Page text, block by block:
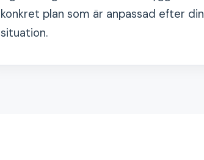
konkret plan som är anpassad efter din
situation.